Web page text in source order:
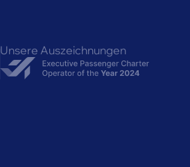
Unsere Auszeichnungen